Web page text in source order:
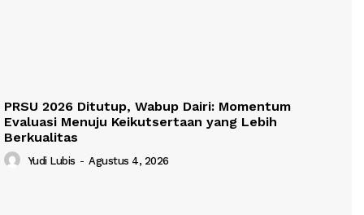
PRSU 2026 Ditutup, Wabup Dairi: Momentum
Evaluasi Menuju Keikutsertaan yang Lebih
Berkualitas
Yudi Lubis - Agustus 4, 2026